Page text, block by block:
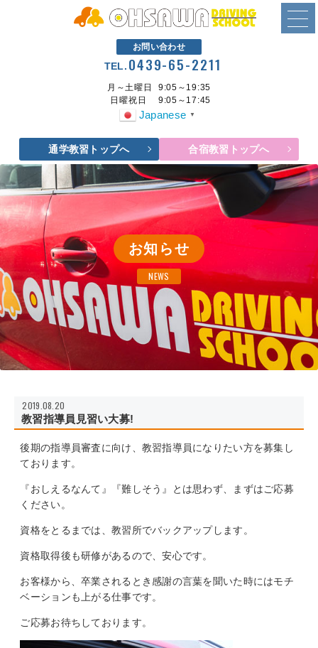
お問い合わせ
TEL. 0439-65-2211
月～土曜日
9:05～19:35
日曜祝日
9:05～17:45
Japanese ▼
通学教習トップへ 合宿教習トップへ
お知らせ
NEWS
2019.08.20
教習指導員見習い大募!
後期の指導員審査に向け、教習指導員になりたい方を募集し
ております。
『おしえるなんて』『難しそう』とは思わず、まずはご応募
ください。
資格をとるまでは、教習所でバックアップします。
資格取得後も研修があるので、安心です。
お客様から、卒業されるとき感謝の言葉を聞いた時にはモチ
ベーションも上がる仕事です。
ご応募お待ちしております。